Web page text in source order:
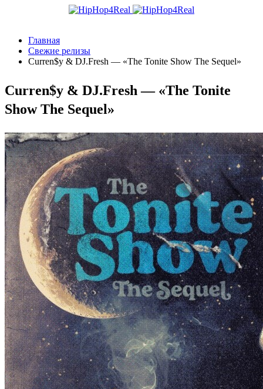
Главная
Свежие релизы
Curren$y & DJ.Fresh — «The Tonite Show The Sequel»
Curren$y & DJ.Fresh — «The Tonite
Show The Sequel»